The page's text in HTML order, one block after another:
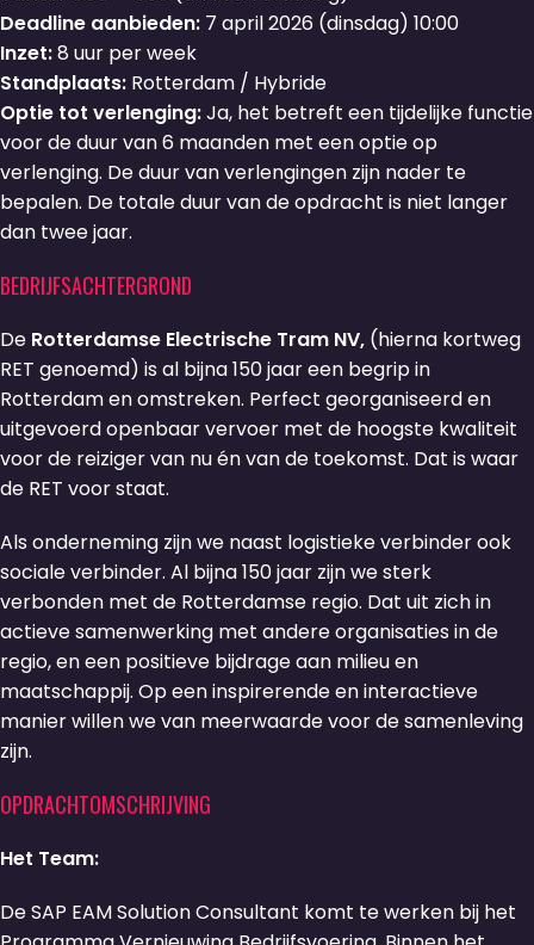
Deadline aanbieden: 7 april 2026 (dinsdag) 10:00
Inzet:8 uur per week
Standplaats: Rotterdam / Hybride
Optie tot verlenging:Ja, het betreft een tijdelijke functie
voor de duur van 6 maanden met een optie op
verlenging. De duur van verlengingen zijn nader te
bepalen. De totale duur van de opdracht is niet langer
dan twee jaar.
BEDRIJFSACHTERGROND
De Rotterdamse Electrische Tram NV, (hierna kortweg
RET genoemd) is al bijna 150 jaar een begrip in
Rotterdam en omstreken. Perfect georganiseerd en
uitgevoerd openbaar vervoer met de hoogste kwaliteit
voor de reiziger van nu én van de toekomst. Dat is waar
de RET voor staat.
Als onderneming zijn we naast logistieke verbinder ook
sociale verbinder. Al bijna 150 jaar zijn we sterk
verbonden met de Rotterdamse regio. Dat uit zich in
actieve samenwerking met andere organisaties in de
regio, en een positieve bijdrage aan milieu en
maatschappij. Op een inspirerende en interactieve
manier willen we van meerwaarde voor de samenleving
zijn.
OPDRACHTOMSCHRIJVING
Het Team:
De SAP EAM Solution Consultant komt te werken bij het